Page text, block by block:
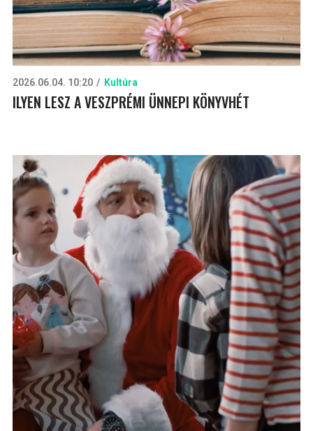
2026.06.04. 10:20 Kultúra
ILYEN LESZ A VESZPRÉMI ÜNNEPI KÖNYVHÉT